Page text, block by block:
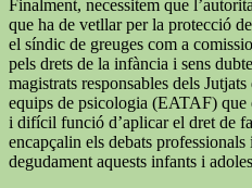
Finalment, necessitem que
que ha de vetllar per la protecció
el síndic de greuges com a
pels drets de la infància i sens
magistrats responsables dels
equips de psicologia (EATAF) que
i difícil funció d’aplicar el dret de
encapçalin els debats
degudament aquests infants i